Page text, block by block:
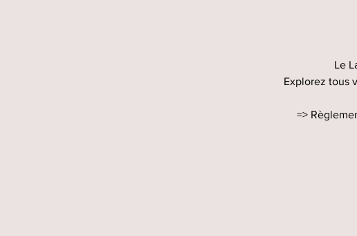
Le
Explorez tous
=>